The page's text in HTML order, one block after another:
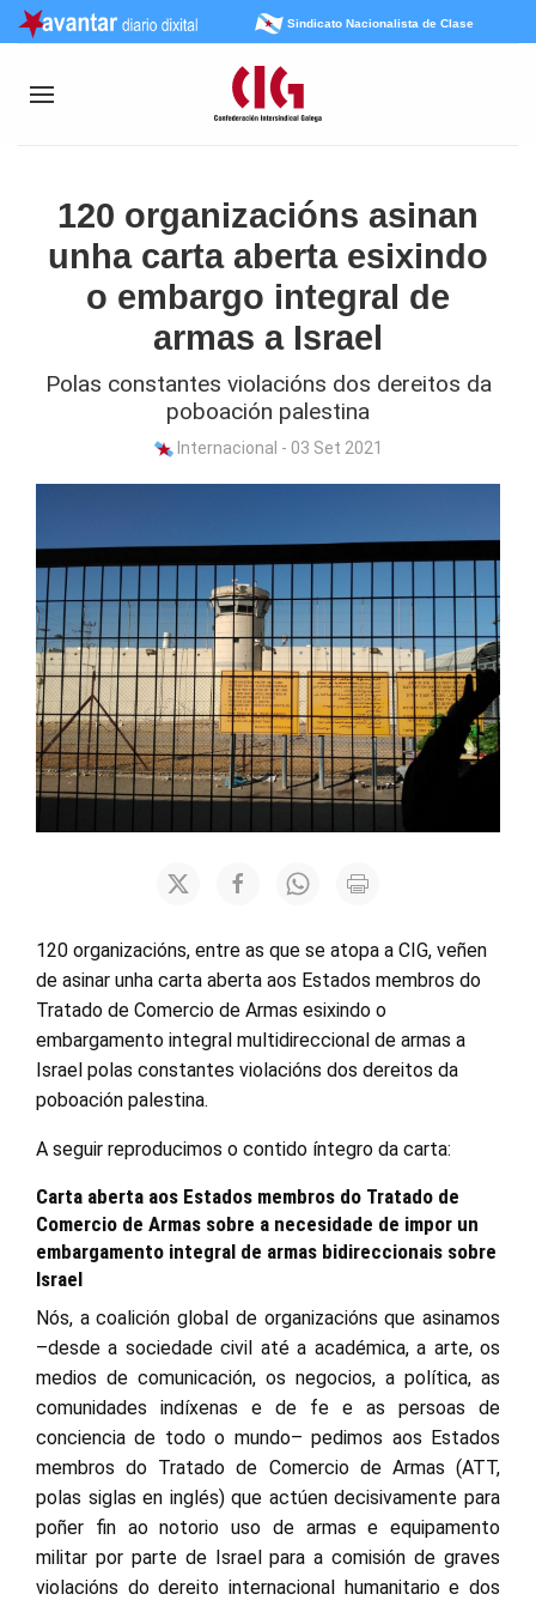
Sindicato Nacionalista de Clase
120 organizacións asinan
unha carta aberta esixindo
o embargo integral de
armas a Israel
Polas constantes violacións dos dereitos da
poboación palestina
Internacional - 03 Set 2021
120 organizacións, entre as que se atopa a CIG, veñen
de asinar unha carta aberta aos Estados membros do
Tratado de Comercio de Armas esixindo o
embargamento integral multidireccional de armas a
Israel polas constantes violacións dos dereitos da
poboación palestina.
A seguir reproducimos o contido íntegro da carta:
Carta aberta aos Estados membros do Tratado de
Comercio de Armas sobre a necesidade de impor un
embargamento integral de armas bidireccionais sobre
Israel
Nós, a coalición global de organizacións que asinamos
–desde a sociedade civil até a académica, a arte, os
medios de comunicación, os negocios, a política, as
comunidades indíxenas e de fe e as persoas de
conciencia de todo o mundo– pedimos aos Estados
membros do Tratado de Comercio de Armas (ATT,
polas siglas en inglés) que actúen decisivamente para
poñer fin ao notorio uso de armas e equipamento
militar por parte de Israel para a comisión de graves
violacións do dereito internacional humanitario e dos